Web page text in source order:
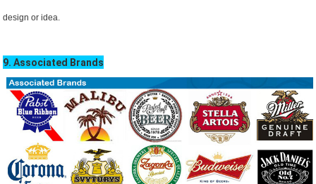
design or idea.
9. Associated Brands